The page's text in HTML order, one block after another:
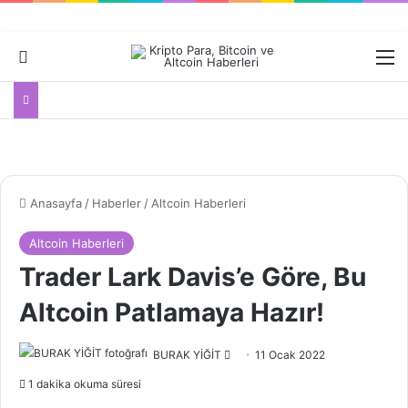
Dış görünümü değiştir
Anasayfa / Haberler / Altcoin Haberleri
Altcoin Haberleri
Trader Lark Davis’e Göre, Bu
Altcoin Patlamaya Hazır!
BURAK YİĞİT 11 Ocak 2022
1 dakika okuma süresi